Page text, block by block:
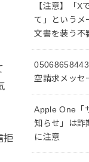
拒
【注意】「X
て」というメ
文書を装う不
空請求メッセ
Apple One「
知らせ」は詐
に注意